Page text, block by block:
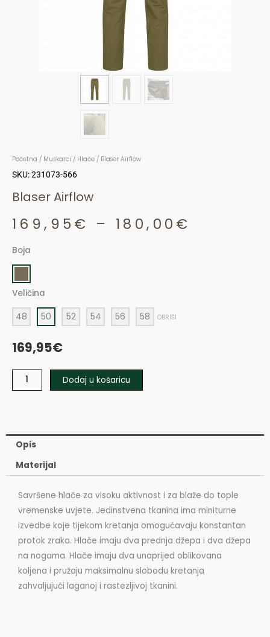
Početna / Muškarci / Hlače / Blaser Airflow
SKU: 231073-566
Blaser Airflow
169,95 € – 180,00 €
Boja
Veličina
48 50 52 54 56 58 OBRIŠI
169,95€
Blaser
količina
Dodaj u košaricu
Opis
Materijal
Savršene hlače za visoku aktivnost i za blaže do tople
vremenske uvjete. Jedinstvena tkanina ima miniturne
izvedbe koje tijekom kretanja omogućavaju konstantan
protok zraka. Hlače imaju dva prednja džepa i dva džepa
na nogama. Hlače imaju dva unaprijed oblikovana
koljena i pružaju maksimalnu slobodu kretanja
zahvaljujući laganoj i rastezljivoj tkanini.